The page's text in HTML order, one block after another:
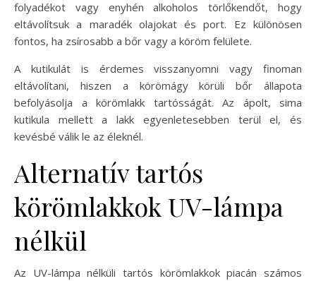
folyadékot vagy enyhén alkoholos törlőkendőt, hogy
eltávolítsuk a maradék olajokat és port. Ez különösen
fontos, ha zsírosabb a bőr vagy a köröm felülete.
A kutikulát is érdemes visszanyomni vagy finoman
eltávolítani, hiszen a körömágy körüli bőr állapota
befolyásolja a körömlakk tartósságát. Az ápolt, sima
kutikula mellett a lakk egyenletesebben terül el, és
kevésbé válik le az éleknél.
Alternatív tartós
körömlakkok UV-lámpa
nélkül
Az UV-lámpa nélküli tartós körömlakkok piacán számos